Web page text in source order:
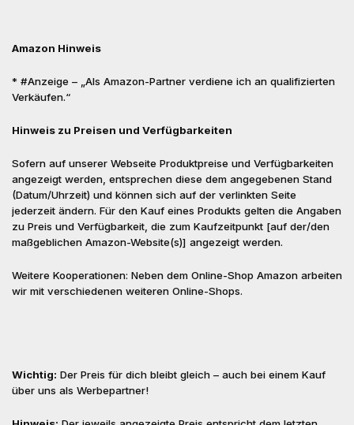
Amazon Hinweis
* #Anzeige – „Als Amazon-Partner verdiene ich an qualifizierten
Verkäufen.“
Hinweis zu Preisen und Verfügbarkeiten
Sofern auf unserer Webseite Produktpreise und Verfügbarkeiten
angezeigt werden, entsprechen diese dem angegebenen Stand
(Datum/Uhrzeit) und können sich auf der verlinkten Seite
jederzeit ändern. Für den Kauf eines Produkts gelten die Angaben
zu Preis und Verfügbarkeit, die zum Kaufzeitpunkt [auf der/den
maßgeblichen Amazon-Website(s)] angezeigt werden.
Weitere Kooperationen: Neben dem Online-Shop Amazon arbeiten
wir mit verschiedenen weiteren Online-Shops.
Wichtig: Der Preis für dich bleibt gleich – auch bei einem Kauf
über uns als Werbepartner!